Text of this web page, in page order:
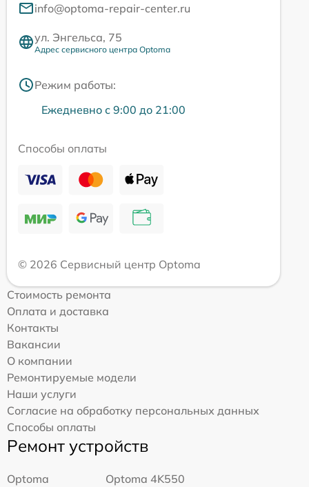
info@optoma-repair-center.ru
ул. Энгельса, 75
Адрес сервисного центра Optoma
Режим работы:
Ежедневно с 9:00 до 21:00
Способы оплаты
© 2026 Сервисный центр Optoma
Стоимость ремонта
Оплата и доставка
Контакты
Вакансии
О компании
Ремонтируемые модели
Наши услуги
Согласие на обработку персональных данных
Способы оплаты
Ремонт устройств
Optoma
Optoma 4K550